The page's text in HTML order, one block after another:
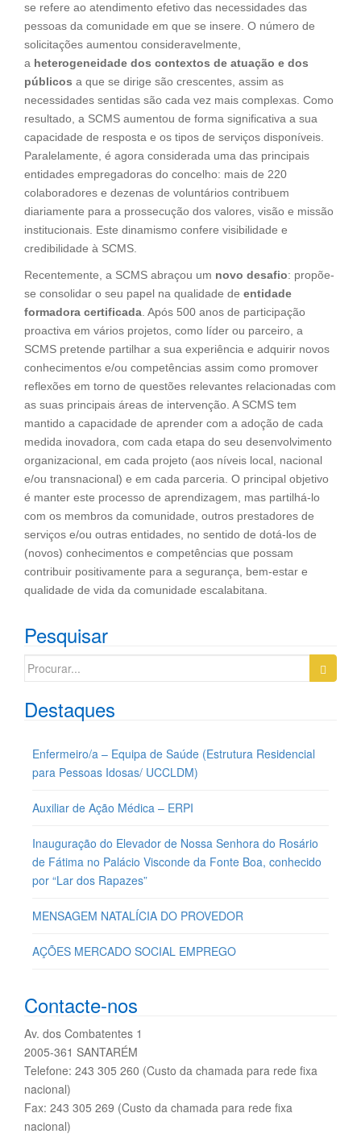
se refere ao atendimento efetivo das necessidades das
pessoas da comunidade em que se insere. O número de
solicitações aumentou consideravelmente,
a heterogeneidade dos contextos de atuação e dos
públicos a que se dirige são crescentes, assim as
necessidades sentidas são cada vez mais complexas. Como
resultado, a SCMS aumentou de forma significativa a sua
capacidade de resposta e os tipos de serviços disponíveis.
Paralelamente, é agora considerada uma das principais
entidades empregadoras do concelho: mais de 220
colaboradores e dezenas de voluntários contribuem
diariamente para a prossecução dos valores, visão e missão
institucionais. Este dinamismo confere visibilidade e
credibilidade à SCMS.
Recentemente, a SCMS abraçou um novo desafio: propõe-
se consolidar o seu papel na qualidade de entidade
formadora certificada . Após 500 anos de participação
proactiva em vários projetos, como líder ou parceiro, a
SCMS pretende partilhar a sua experiência e adquirir novos
conhecimentos e/ou competências assim como promover
reflexões em torno de questões relevantes relacionadas com
as suas principais áreas de intervenção. A SCMS tem
mantido a capacidade de aprender com a adoção de cada
medida inovadora, com cada etapa do seu desenvolvimento
organizacional, em cada projeto (aos níveis local, nacional
e/ou transnacional) e em cada parceria. O principal objetivo
é manter este processo de aprendizagem, mas partilhá-lo
com os membros da comunidade, outros prestadores de
serviços e/ou outras entidades, no sentido de dotá-los de
(novos) conhecimentos e competências que possam
contribuir positivamente para a segurança, bem-estar e
qualidade de vida da comunidade escalabitana.
Pesquisar
Search
Destaques
Enfermeiro/a – Equipa de Saúde (Estrutura Residencial
para Pessoas Idosas/ UCCLDM)
Auxiliar de Ação Médica – ERPI
Inauguração do Elevador de Nossa Senhora do Rosário
de Fátima no Palácio Visconde da Fonte Boa, conhecido
por “Lar dos Rapazes”
MENSAGEM NATALÍCIA DO PROVEDOR
AÇÕES MERCADO SOCIAL EMPREGO
Contacte-nos
Av. dos Combatentes 1
2005-361 SANTARÉM
Telefone: 243 305 260 (Custo da chamada para rede fixa
nacional)
Fax: 243 305 269 (Custo da chamada para rede fixa
nacional)